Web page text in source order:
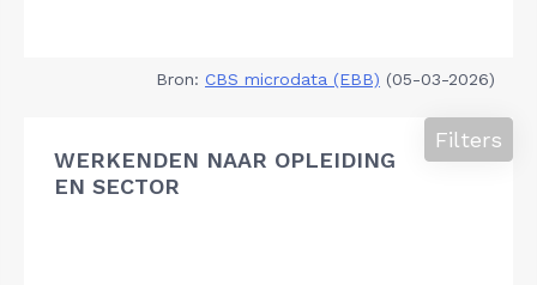
Bron: CBS microdata (EBB) (05-03-2026)
WERKENDEN NAAR OPLEIDING
EN SECTOR
Filters